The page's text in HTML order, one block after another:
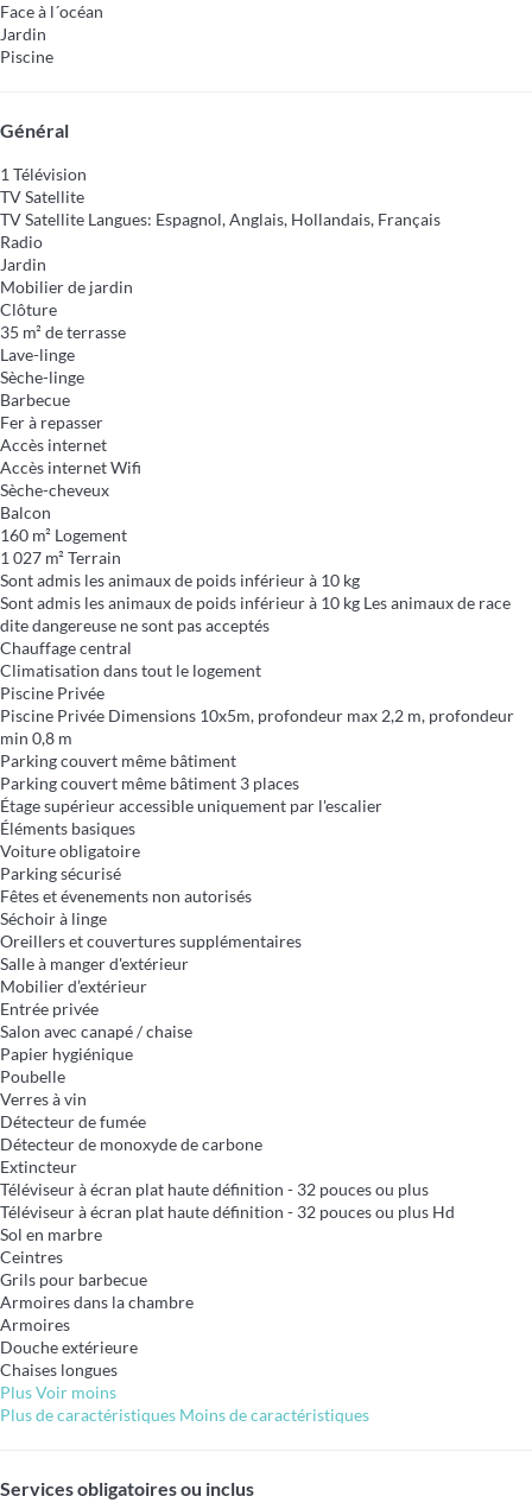
Face à l´océan
Jardin
Piscine
Général
1 Télévision
TV Satellite
TV Satellite Langues: Espagnol, Anglais, Hollandais, Français
Radio
Jardin
Mobilier de jardin
Clôture
35 m² de terrasse
Lave-linge
Sèche-linge
Barbecue
Fer à repasser
Accès internet
Accès internetWifi
Sèche-cheveux
Balcon
160 m² Logement
1 027 m² Terrain
Sont admis les animaux de poids inférieur à 10 kg
Sont admis les animaux de poids inférieur à 10 kg Les animaux de race
dite dangereuse ne sont pas acceptés
Chauffage central
Climatisation dans tout le logement
Piscine Privée
Piscine Privée Dimensions 10x5m, profondeur max 2,2 m, profondeur
min 0,8 m
Parking couvert même bâtiment
Parking couvert même bâtiment 3 places
Étage supérieur accessible uniquement par l'escalier
Éléments basiques
Voiture obligatoire
Parking sécurisé
Fêtes et évenements non autorisés
Séchoir à linge
Oreillers et couvertures supplémentaires
Salle à manger d'extérieur
Mobilier d’extérieur
Entrée privée
Salon avec canapé / chaise
Papier hygiénique
Poubelle
Verres à vin
Détecteur de fumée
Détecteur de monoxyde de carbone
Extincteur
Téléviseur à écran plat haute définition - 32 pouces ou plus
Téléviseur à écran plat haute définition - 32 pouces ou plus Hd
Sol en marbre
Ceintres
Grils pour barbecue
Armoires dans la chambre
Armoires
Douche extérieure
Chaises longues
PlusVoir moins
Plus de caractéristiques Moins de caractéristiques
Services obligatoires ou inclus